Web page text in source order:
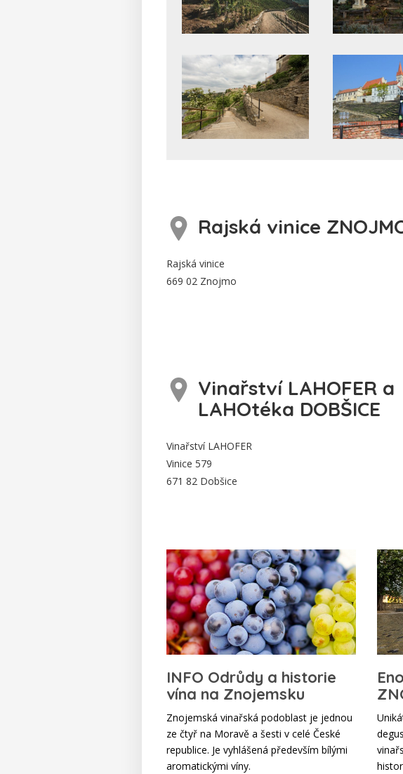
Rajská vinice
Rajská vinice
669 02 Znojmo
Vinařství LAHOFER a
LAHOtéka DOBŠICE
Vinařství LAHOFER
Vinice 579
671 82 Dobšice
INFO Odrůdy a historie
vína na Znojemsku
Znojemská vinařská podoblast je jednou
ze čtyř na Moravě a šesti v celé České
republice. Je vyhlášená především bílými
aromatickými víny.